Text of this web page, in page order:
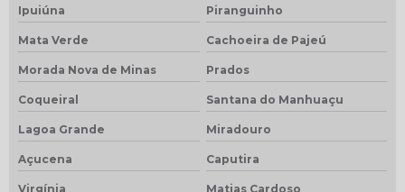
Ipuiúna Piranguinho
Mata Verde Cachoeira de Pajeú
Morada Nova de Minas Prados
Coqueiral Santana do Manhuaçu
Lagoa Grande Miradouro
Açucena Caputira
Virgínia Matias Cardoso